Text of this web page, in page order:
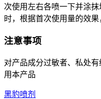
次使用左右各喷一下并涂
时，根据首次使用量的效果
注意事项
对产品成分过敏者、私处
用本产品
黑豹喷剂